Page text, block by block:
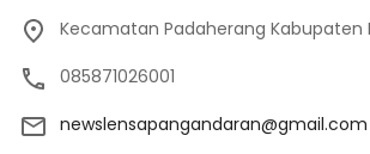
Kecamatan Padaherang Kabupaten
085871026001
newslensapangandaran@gmail.com